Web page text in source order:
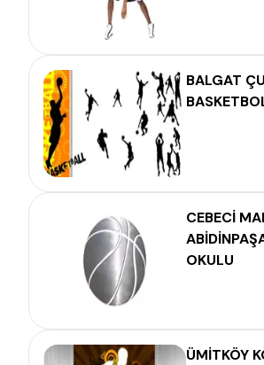
BALGAT
CEBECİ
OKULU
ÜMİTKÖY